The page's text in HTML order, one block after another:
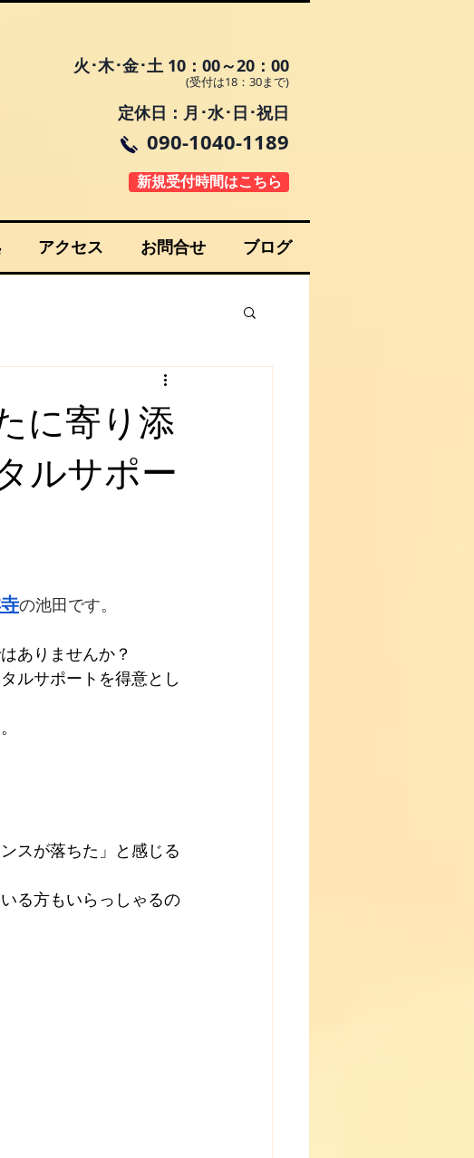
火･木･金･土 10：00～20：00
(受付は18：30まで)
定休日：月･水･日･祝日
090-1040-1189
新規受付時間はこちら
アクセス お問合せ ブログ
に寄り添
ルサポー
の池田です。
ありませんか？
ルサポートを得意とし
スが落ちた」と感じる
る方もいらっしゃるの